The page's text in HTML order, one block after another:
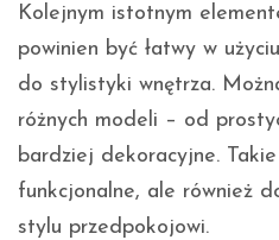
Kolejnym istotnym
powinien być łatwy w
do stylistyki wnętrza.
różnych modeli – od
bardziej dekoracyjne.
funkcjonalne, ale również
stylu przedpokojowi.